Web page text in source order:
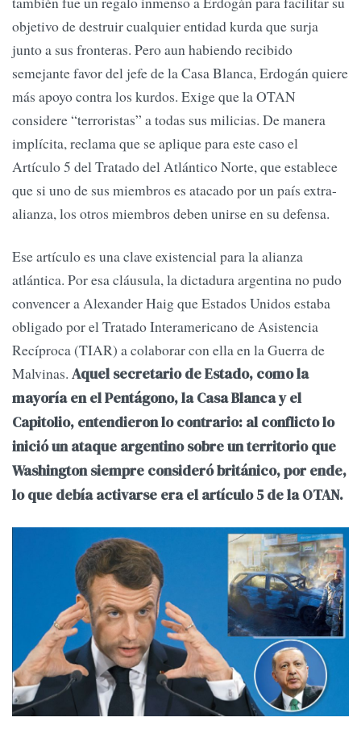
objetivo de destruir cualquier entidad kurda que surja
junto a sus fronteras. Pero aun habiendo recibido
semejante favor del jefe de la Casa Blanca, Erdogán quiere
más apoyo contra los kurdos. Exige que la OTAN
considere “terroristas” a todas sus milicias. De manera
implícita, reclama que se aplique para este caso el
Artículo 5 del Tratado del Atlántico Norte, que establece
que si uno de sus miembros es atacado por un país extra-
alianza, los otros miembros deben unirse en su defensa.
Ese artículo es una clave existencial para la alianza
atlántica. Por esa cláusula, la dictadura argentina no pudo
convencer a Alexander Haig que Estados Unidos estaba
obligado por el Tratado Interamericano de Asistencia
Recíproca (TIAR) a colaborar con ella en la Guerra de
Malvinas. Aquel secretario de Estado, como la
mayoría en el Pentágono, la Casa Blanca y el
Capitolio, entendieron lo contrario: al conflicto lo
inició un ataque argentino sobre un territorio que
Washington siempre consideró británico, por ende,
lo que debía activarse era el artículo 5 de la OTAN.